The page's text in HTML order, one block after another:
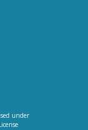
under